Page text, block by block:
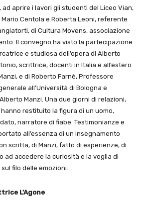
ad aprire i lavori gli studenti del Liceo Vian,
Centola e Roberta Leoni, referente
di Cultura Movens, associazione
Il convegno ha visto la partecipazione
e studiosa dell’opera di Alberto
scrittrice, docenti in Italia e all’estero
e di Roberto Farnè, Professore
all’Università di Bologna e
Manzi. Una due giorni di relazioni,
restituito la figura di un uomo,
narratore di fiabe. Testimonianze e
all’essenza di un insegnamento
scritta, di Manzi, fatto di esperienze, di
ad accedere la curiosità e la voglia di
filo delle emozioni.
L’Agone